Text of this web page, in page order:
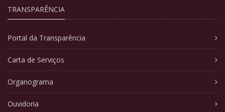
TRANSPARÊNCIA
Portal da Transparência
Carta de Serviços
Organograma
Ouvidoria